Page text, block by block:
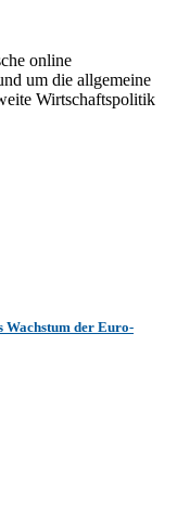
online
um die allgemeine
Wirtschaftspolitik
Wachstum der Euro-